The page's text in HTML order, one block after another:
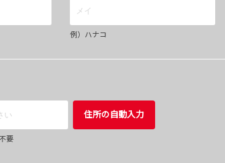
例）ハナコ
住所の自動入力
要